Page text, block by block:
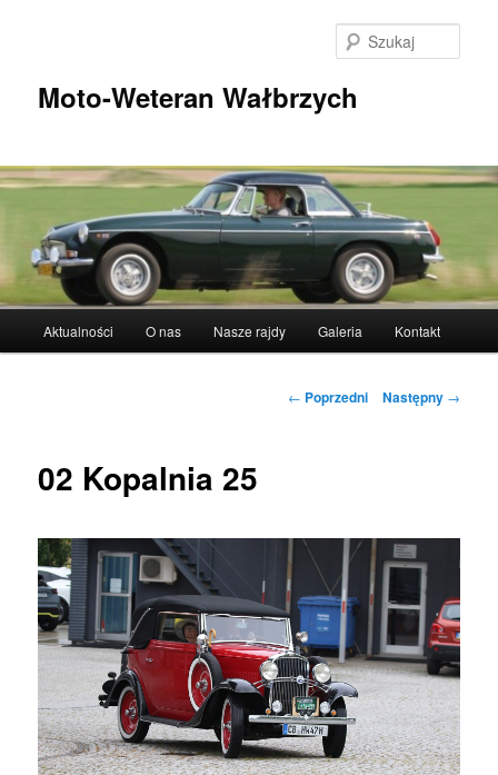
Moto-Weteran Wałbrzych
Aktualności O nas Nasze rajdy Galeria Kontakt
Nawigacja
← Poprzedni Następny →
02 Kopalnia 25